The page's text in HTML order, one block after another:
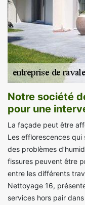
Notre société
pour une
La façade peut être
Les efflorescences
des problèmes
fissures peuvent être
entre les différents
Nettoyage 16,
services hors pair